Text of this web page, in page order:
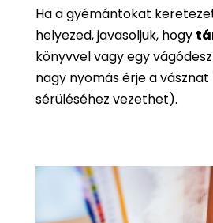
Ha a gyémántokat
helyezed, javasoljuk, hogy
könyvvel vagy egy
nagy nyomás érje a
sérüléséhez vezethet).